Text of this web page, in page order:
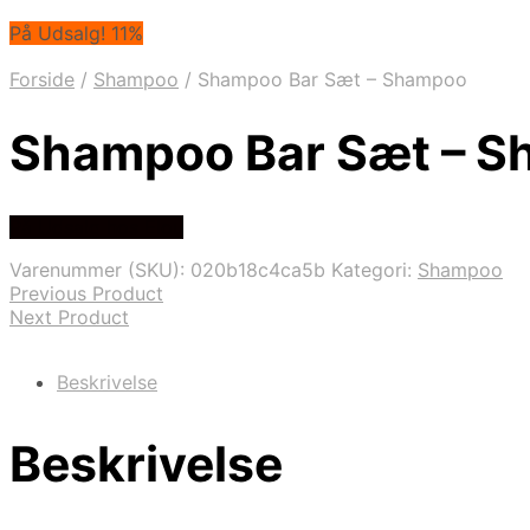
På Udsalg! 11%
Forside / Shampoo / Shampoo Bar Sæt – Shampoo
Shampoo Bar Sæt –
Varenummer (SKU): 020b18c4ca5b Kategori: Shampoo
Previous Product
Next Product
Beskrivelse
Beskrivelse